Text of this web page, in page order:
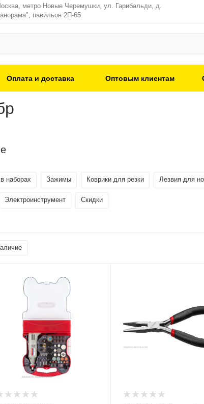
метро Новые Черемушки, ул. Гарибальди, д.
павильон 2П-65.
Оплата и доставка Оптовым клиентам
наборах Зажимы Коврики для резки Лезвия для
Электроинструмент Скидки